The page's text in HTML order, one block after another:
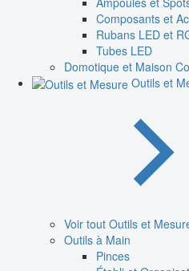
Composants et
Rubans LED et
Tubes LED
Domotique et Maison
Outils et
Voir tout Outils et
Outils à Main
Pinces